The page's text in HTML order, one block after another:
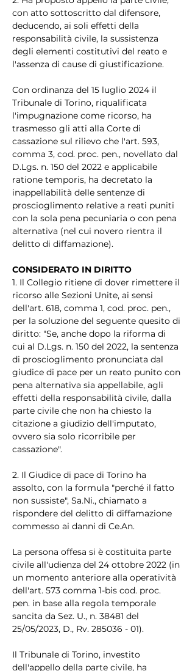
con atto sottoscritto dal difensore,
deducendo, ai soli effetti della
responsabilità civile, la sussistenza
degli elementi costitutivi del reato e
l'assenza di cause di giustificazione.
Con ordinanza del 15 luglio 2024 il
Tribunale di Torino, riqualificata
l'impugnazione come ricorso, ha
trasmesso gli atti alla Corte di
cassazione sul rilievo che l'art. 593,
comma 3, cod. proc. pen., novellato dal
D.Lgs. n. 150 del 2022 e applicabile
ratione temporis, ha decretato la
inappellabilità delle sentenze di
proscioglimento relative a reati puniti
con la sola pena pecuniaria o con pena
alternativa (nel cui novero rientra il
delitto di diffamazione).
CONSIDERATO IN DIRITTO
1. Il Collegio ritiene di dover rimettere il
ricorso alle Sezioni Unite, ai sensi
dell'art. 618, comma 1, cod. proc. pen.,
per la soluzione del seguente quesito di
diritto: "Se, anche dopo la riforma di
cui al D.Lgs. n. 150 del 2022, la sentenza
di proscioglimento pronunciata dal
giudice di pace per un reato punito con
pena alternativa sia appellabile, agli
effetti della responsabilità civile, dalla
parte civile che non ha chiesto la
citazione a giudizio dell'imputato,
ovvero sia solo ricorribile per
cassazione".
2. Il Giudice di pace di Torino ha
assolto, con la formula "perché il fatto
non sussiste", Sa.Ni., chiamato a
rispondere del delitto di diffamazione
commesso ai danni di Ce.An.
La persona offesa si è costituita parte
civile all'udienza del 24 ottobre 2022 (in
un momento anteriore alla operatività
dell'art. 573 comma 1-bis cod. proc.
pen. in base alla regola temporale
sancita da Sez. U., n. 38481 del
25/05/2023, D., Rv. 285036 - 01).
Il Tribunale di Torino, investito
dell'appello della parte civile, ha